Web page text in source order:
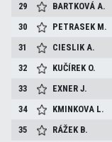
29
BARTKOVÁA.
30
PETRASEK M.
31
CIESLIKA.
32
KUČÍREK O.
33
EXNERJ.
34
KMINKOVA L.
35
RÁŽEK B.